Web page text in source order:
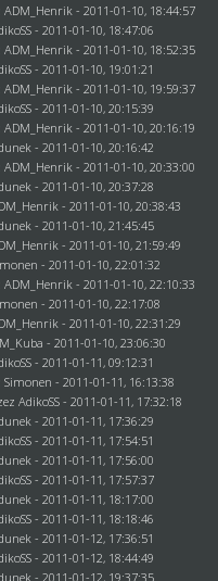
ADM_Henrik - 2011-01-10, 18:44:57
- 2011-01-10, 18:47:06
ADM_Henrik - 2011-01-10, 18:52:35
- 2011-01-10, 19:01:21
ADM_Henrik - 2011-01-10, 19:59:37
- 2011-01-10, 20:15:39
ADM_Henrik - 2011-01-10, 20:16:19
- 2011-01-10, 20:16:42
ADM_Henrik - 2011-01-10, 20:33:00
- 2011-01-10, 20:37:28
- 2011-01-10, 20:38:43
- 2011-01-10, 21:45:45
- 2011-01-10, 21:59:49
- 2011-01-10, 22:01:32
ADM_Henrik - 2011-01-10, 22:10:33
- 2011-01-10, 22:17:08
- 2011-01-10, 22:31:29
- 2011-01-10, 23:06:30
- 2011-01-11, 09:12:31
Simonen - 2011-01-11, 16:13:38
AdikoSS - 2011-01-11, 17:32:18
- 2011-01-11, 17:36:29
- 2011-01-11, 17:54:51
- 2011-01-11, 17:56:00
- 2011-01-11, 17:57:37
- 2011-01-11, 18:17:00
- 2011-01-11, 18:18:46
- 2011-01-12, 17:36:51
- 2011-01-12, 18:44:49
- 2011-01-12, 19:37:35